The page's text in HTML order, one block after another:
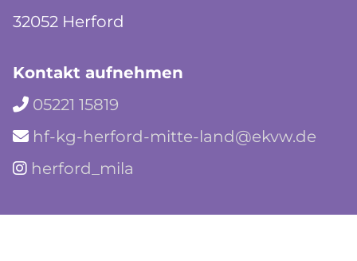
32052 Herford
Kontakt aufnehmen
 05221 15819
 hf-kg-herford-mitte-land@ekvw.de
 herford_mila